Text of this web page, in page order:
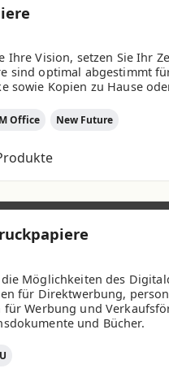
Ihre Vision, setzen Sie Ihr
sind optimal abgestimmt
sowie Kopien zu Hause
Office New Future
die Möglichkeiten des
für Direktwerbung,
für Werbung und
und Bücher.